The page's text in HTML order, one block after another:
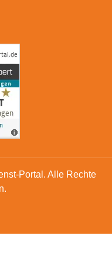
Portal. Alle Rechte